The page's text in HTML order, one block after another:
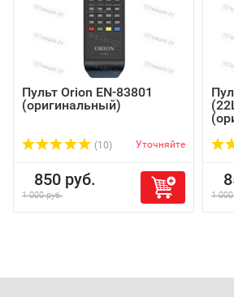
Пульт Orion EN-83801
(оригинальный)
(10) Уточняйте
850 руб.
1 000 руб. 1